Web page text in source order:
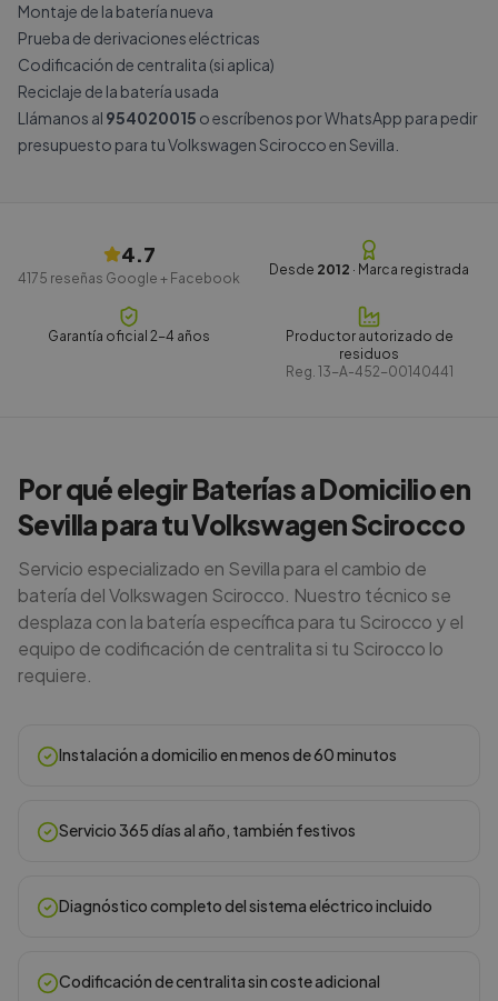
Montaje de la batería nueva
Prueba de derivaciones eléctricas
Codificación de centralita (si aplica)
Reciclaje de la batería usada
Llámanos al 954020015 o escríbenos porWhatsApp para pedir
presupuesto para tu Volkswagen Scirocco en Sevilla.
4.7
4175 reseñas Google + Facebook
Desde 2012 · Marca registrada
Garantía oficial 2-4 años
Productor autorizado de
residuos
Reg. 13-A-452-00140441
Por qué elegir Baterías a Domicilio en
Sevilla para tu Volkswagen Scirocco
Servicio especializado en Sevilla para el cambio de
batería del Volkswagen Scirocco. Nuestro técnico se
desplaza con la batería específica para tu Scirocco y el
equipo de codificación de centralita si tu Scirocco lo
requiere.
Instalación a domicilio en menos de 60 minutos
Servicio 365 días al año, también festivos
Diagnóstico completo del sistema eléctrico incluido
Codificación de centralita sin coste adicional